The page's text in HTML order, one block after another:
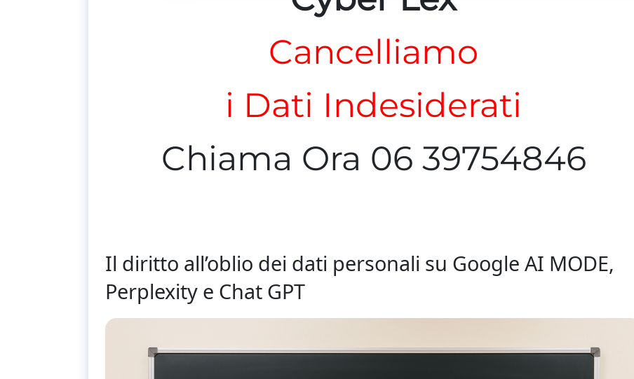
Cancelliamo
i Dati Indesiderati
Chiama Ora 06 39754846
Il diritto all’oblio dei dati personali su Google AI MODE,
Perplexity e Chat GPT